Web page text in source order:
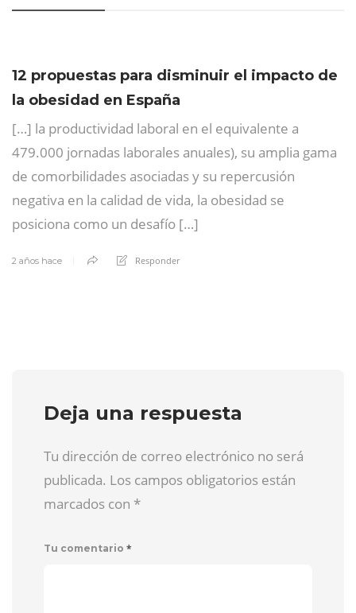
12 propuestas para disminuir el impacto de
la obesidad en España
[…] la productividad laboral en el equivalente a
479.000 jornadas laborales anuales), su amplia gama
de comorbilidades asociadas y su repercusión
negativa en la calidad de vida, la obesidad se
posiciona como un desafío […]
2 años hace Responder
Deja una respuesta
Tu dirección de correo electrónico no será
publicada. Los campos obligatorios están
marcados con *
Tu comentario *